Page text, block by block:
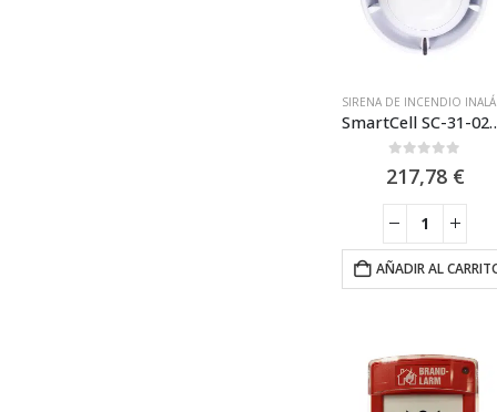
SIRENA DE INCENDIO INALÁMBRICA
SmartCell SC-31-0200-
217,78 €
AÑADIR AL